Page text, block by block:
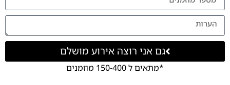
גם אני רוצה אירוע מושלם
*מתאים ל 150-400 מוזמנים